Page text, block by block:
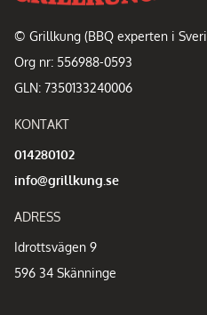
© Grillkung (BBQ experten i
Org nr: 556988-0593
GLN: 7350133240006
KONTAKT
014280102
info@grillkung.se
ADRESS
Idrottsvägen 9
596 34 Skänninge